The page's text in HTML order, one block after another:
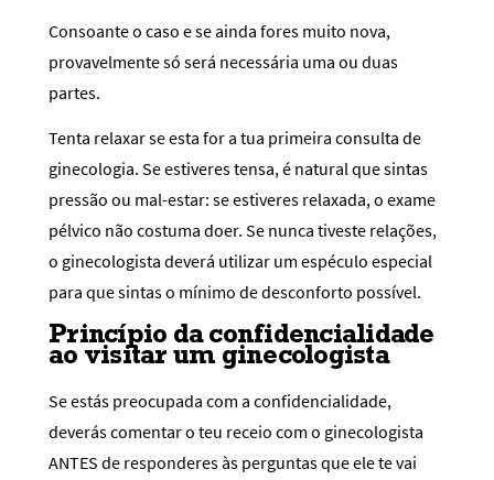
Consoante o caso e se ainda fores muito nova,
provavelmente só será necessária uma ou duas
partes.
Tenta relaxar se esta for a tua primeira consulta de
ginecologia. Se estiveres tensa, é natural que sintas
pressão ou mal-estar: se estiveres relaxada, o exame
pélvico não costuma doer. Se nunca tiveste relações,
o ginecologista deverá utilizar um espéculo especial
para que sintas o mínimo de desconforto possível.
Princípio da confidencialidade
ao visitar um ginecologista
Se estás preocupada com a confidencialidade,
deverás comentar o teu receio com o ginecologista
ANTES de responderes às perguntas que ele te vai